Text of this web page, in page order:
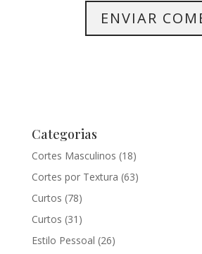
Categorias
Cortes Masculinos (18)
Cortes por Textura (63)
Curtos (78)
Curtos (31)
Estilo Pessoal (26)